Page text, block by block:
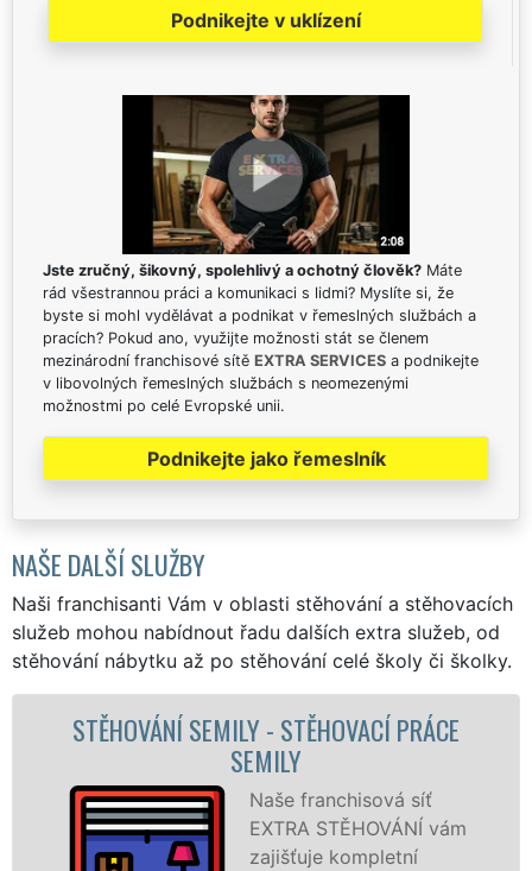
Podnikejte v uklízení
Jste zručný, šikovný, spolehlivý a ochotný člověk? Máte
rád všestrannou práci a komunikaci s lidmi? Myslíte si, že
byste si mohl vydělávat a podnikat v řemeslných službách a
pracích? Pokud ano, využijte možnosti stát se členem
mezinárodní franchisové sítě EXTRA SERVICES a podnikejte
v libovolných řemeslných službách s neomezenými
možnostmi po celé Evropské unii.
Podnikejte jako řemeslník
NAŠE DALŠÍ SLUŽBY
Naši franchisanti Vám v oblasti stěhování a stěhovacích
služeb mohou nabídnout řadu dalších extra služeb, od
stěhování nábytku až po stěhování celé školy či školky.
STĚHOVACÍ SLUŽBA SEMILY - STĚHOVACÍ
FIRMA SEMILY
Poskytujeme
stěhovací služby v
Semilech na